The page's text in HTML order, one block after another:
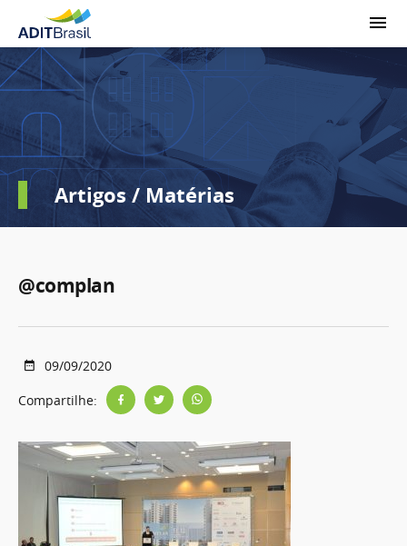
Artigos / Matérias
@complan
09/09/2020
Compartilhe: